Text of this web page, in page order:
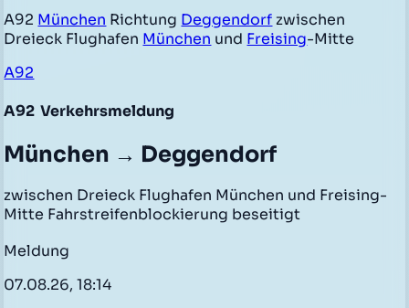
A92 München Richtung Deggendorf zwischen
Dreieck Flughafen München und Freising-Mitte
A92
A92 Verkehrsmeldung
München → Deggendorf
zwischen Dreieck Flughafen München und Freising-
Mitte Fahrstreifenblockierung beseitigt
Meldung
07.08.26, 18:14